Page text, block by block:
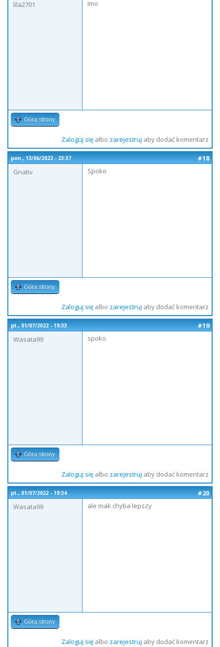
lila2701
Imo
Góra strony
Zaloguj sięalbo zarejestruj aby dodać komentarz
pon., 13/06/2022 - 23:37
#18
Gnativ
Spoko
Góra strony
Zaloguj sięalbo zarejestruj aby dodać komentarz
pt., 01/07/2022 - 19:33
#19
Wasata99
spoko
Góra strony
Zaloguj sięalbo zarejestruj aby dodać komentarz
pt., 01/07/2022 - 19:34
#20
Wasata99
ale mak chyba lepszy
Góra strony
Zaloguj sięalbo zarejestruj aby dodać komentarz